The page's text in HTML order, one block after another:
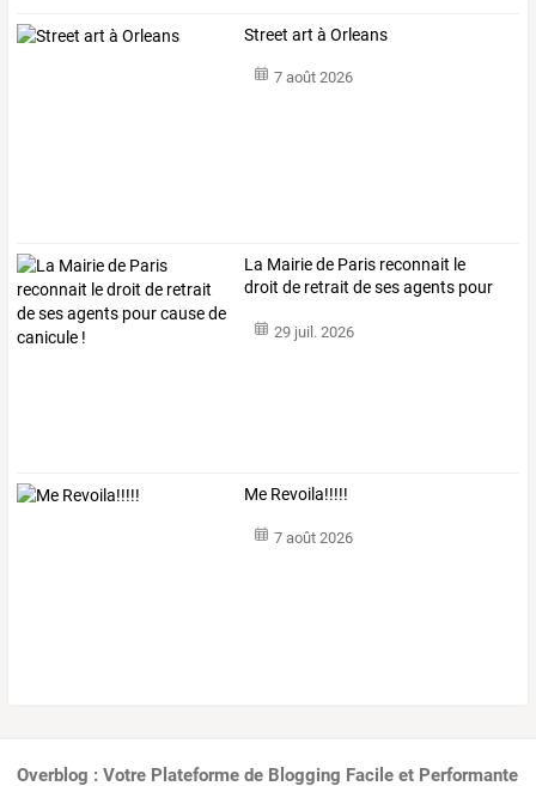
Street art à Orleans
7 août 2026
La Mairiede Paris reconnait le
droit de retrait desesagents pour
29 juil. 2026
Me Revoila!!!!!
7 août 2026
Overblog : Votre Plateforme de Blogging Facile et Performante